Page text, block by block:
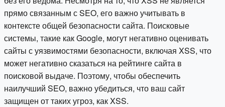
прямо связанным с SEO, его важно учитывать в
контексте общей безопасности сайта. Поисковые
системы, такие как Google, могут негативно оценивать
сайты с уязвимостями безопасности, включая XSS, что
может негативно сказаться на рейтинге сайта в
поисковой выдаче. Поэтому, чтобы обеспечить
наилучший SEO, важно убедиться, что ваш сайт
защищен от таких угроз, как XSS.